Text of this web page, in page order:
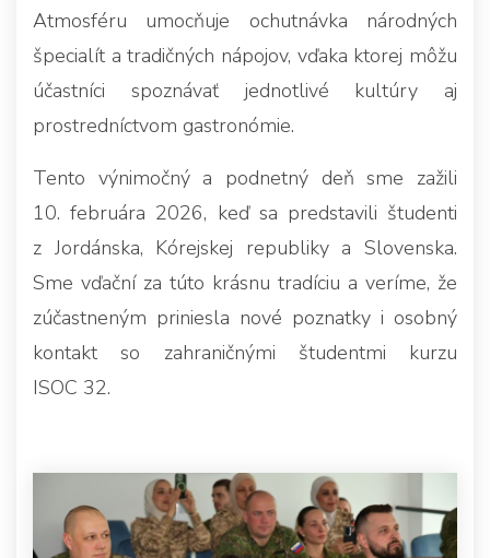
Atmosféru umocňuje ochutnávka národných
špecialít a tradičných nápojov, vďaka ktorej môžu
účastníci spoznávať jednotlivé kultúry aj
prostredníctvom gastronómie.
Tento výnimočný a podnetný deň sme zažili
10. februára 2026, keď sa predstavili študenti
z Jordánska, Kórejskej republiky a Slovenska.
Sme vďační za túto krásnu tradíciu a veríme, že
zúčastneným priniesla nové poznatky i osobný
kontakt so zahraničnými študentmi kurzu
ISOC 32.